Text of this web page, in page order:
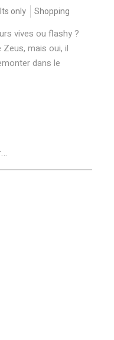
only Shopping
vives ou flashy ?
mais oui, il
dans le